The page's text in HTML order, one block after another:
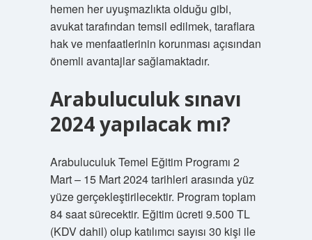
hemen her uyuşmazlıkta olduğu gibi,
avukat tarafından temsil edilmek, taraflara
hak ve menfaatlerinin korunması açısından
önemli avantajlar sağlamaktadır.
Arabuluculuk sınavı
2024 yapılacak mı?
Arabuluculuk Temel Eğitim Programı 2
Mart – 15 Mart 2024 tarihleri ​​arasında yüz
yüze gerçekleştirilecektir. Program toplam
84 saat sürecektir. Eğitim ücreti 9.500 TL
(KDV dahil) olup katılımcı sayısı 30 kişi ile